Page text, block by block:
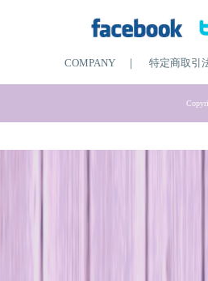
COMPANY｜ 特定商取引